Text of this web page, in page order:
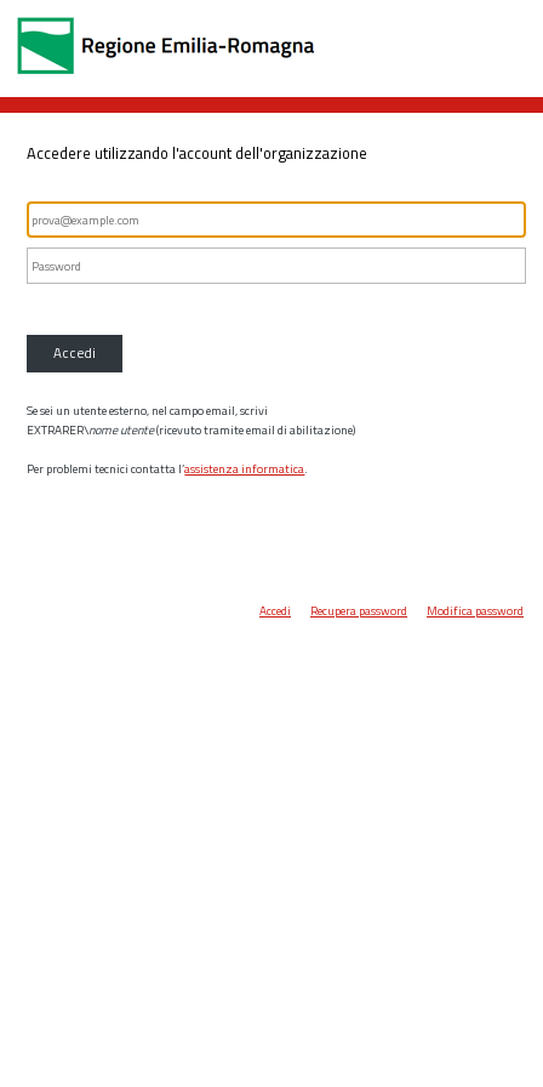
Accedere utilizzando l'account dell'organizzazione
Accedi
Se sei un utente esterno, nel campo email, scrivi
EXTRARER\nome utente(ricevuto tramite email di abilitazione)
Per problemi tecnici contatta l’assistenza informatica.
Accedi Recupera password Modifica password